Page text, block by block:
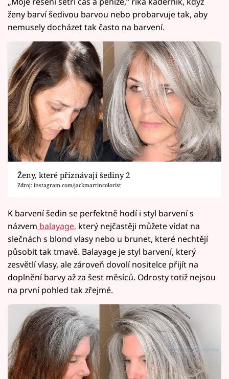
ženy barví šedivou barvou nebo probarvuje tak, aby
nemusely docházet tak často na barvení.
Ženy, které přiznávají šediny 2
Zdroj: instagram.com/jackmartincolorist
K barvení šedin se perfektně hodí i styl barvení s
názvem balayage, který nejčastěji můžete vídat na
slečnách s blond vlasy nebo u brunet, které nechtějí
působit tak tmavě. Balayage je styl barvení, který
zesvětlí vlasy, ale zároveň dovolí nositelce přijít na
doplnění barvy až za šest měsíců. Odrosty totiž nejsou
na první pohled tak zřejmé.